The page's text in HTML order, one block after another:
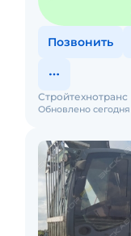
Позвонить
Обновлено сегодня
Стройтехнотранс